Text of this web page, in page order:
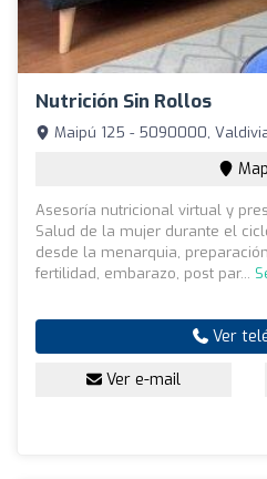
Nutrición Sin Rollos
Maipú 125 - 5090000,
Asesoría nutricional virtual y
Salud de la mujer durante el
desde la menarquia,
fertilidad, embarazo, post par...
Ver
Ver e-mail